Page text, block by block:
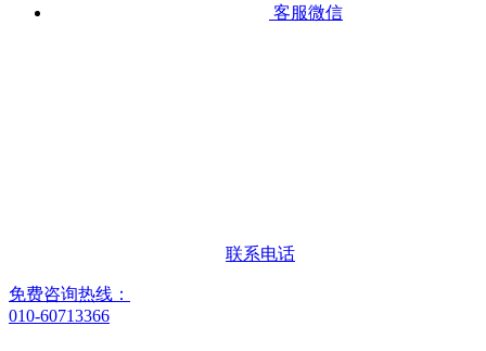
客服微信
联系电话
免费咨询热线：
010-60713366